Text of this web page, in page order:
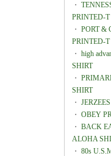
・
PRINTED-T
・ PORT &
PRINTED-T
・ high
SHIRT
・
SHIRT
・
・ OBEY
・ BACK
ALOHA
・ 80s